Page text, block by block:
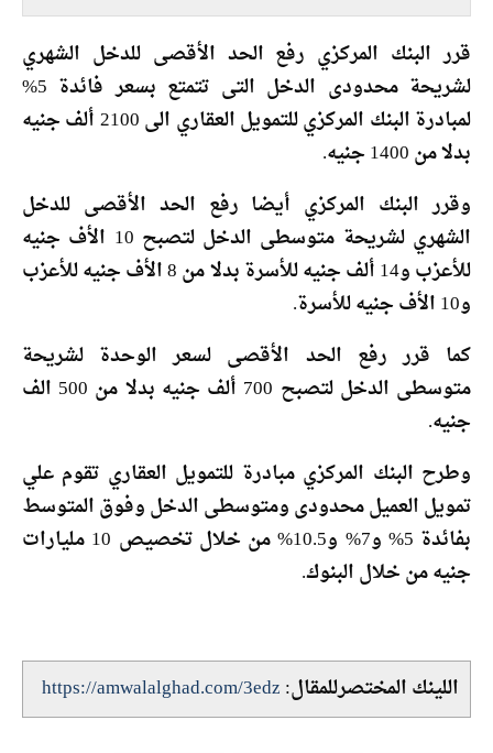
قرر البنك المركزي رفع الحد الأقصى للدخل الشهري
لشريحة محدودى الدخل التى تتمتع بسعر فائدة 5%
لمبادرة البنك المركزي للتمويل العقاري الى 2100 ألف جنيه
بدلا من 1400 جنيه.
وقرر البنك المركزي أيضا رفع الحد الأقصى للدخل
الشهري لشريحة متوسطى الدخل لتصبح 10 الأف جنيه
للأعزب و14 ألف جنيه للأسرة بدلا من 8 الأف جنيه للأعزب
و10 الأف جنيه للأسرة.
كما قرر رفع الحد الأقصى لسعر الوحدة لشريحة
متوسطى الدخل لتصبح 700 ألف جنيه بدلا من 500 الف
جنيه.
وطرح البنك المركزي مبادرة للتمويل العقاري تقوم علي
تمويل العميل محدودى ومتوسطى الدخل وفوق المتوسط
بفائدة 5% و7% و10.5% من خلال تخصيص 10 مليارات
جنيه من خلال البنوك.
اللينك المختصرللمقال:https://amwalalghad.com/3edz